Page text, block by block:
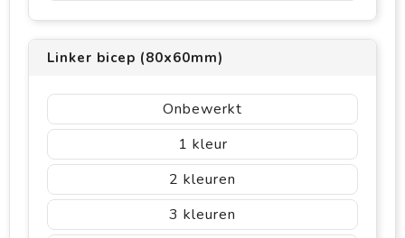
Linker bicep (80x60mm)
Onbewerkt
1
2
3